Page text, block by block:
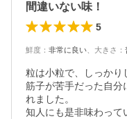
間違いない味！
5
鮮度 ： 非常に良い 大きさ ：
粒は小粒で、しっかり
筋子が苦手だった自分
れました。
知人にも是非味わって